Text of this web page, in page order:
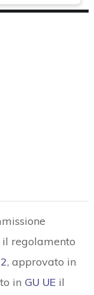
il regolamento
, approvato in
in GU UE il